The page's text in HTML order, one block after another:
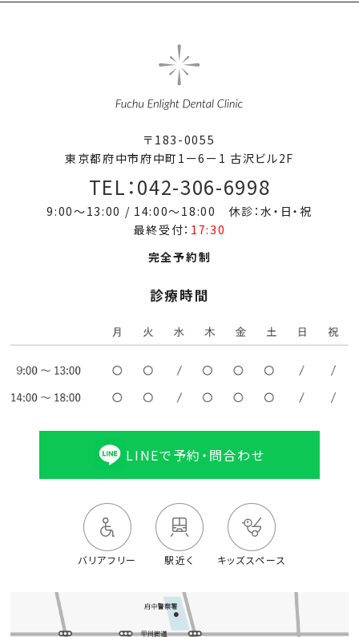
〒183-0055
東京都府中市府中町1ー6ー1 古沢ビル2F
TEL：042-306-6998
9:00～13:00 / 14:00～18:00 休診：水・日・祝
最終受付： 17:30
完全予約制
診療時間
LINEで予約・問合わせ
バリアフリー 駅近く キッズスペース